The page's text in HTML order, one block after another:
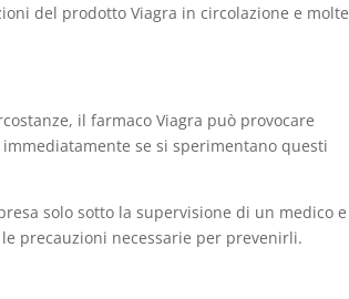
del prodotto Viagra in circolazione e molte
il farmaco Viagra può provocare
se si sperimentano questi
solo sotto la supervisione di un medico e
precauzioni necessarie per prevenirli.